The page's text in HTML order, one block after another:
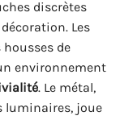
discrètes
Les
de
environnement
. Le métal,
luminaires, joue